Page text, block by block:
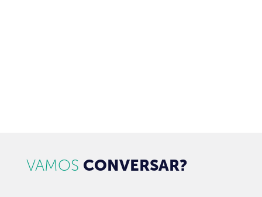
VAMOS CONVERSAR?